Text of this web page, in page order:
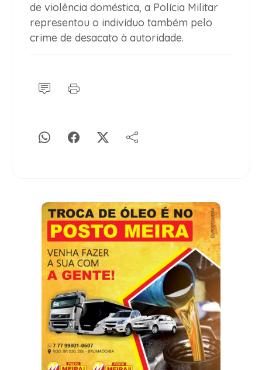
de violência doméstica, a Polícia Militar
representou o indivíduo também pelo
crime de desacato à autoridade.